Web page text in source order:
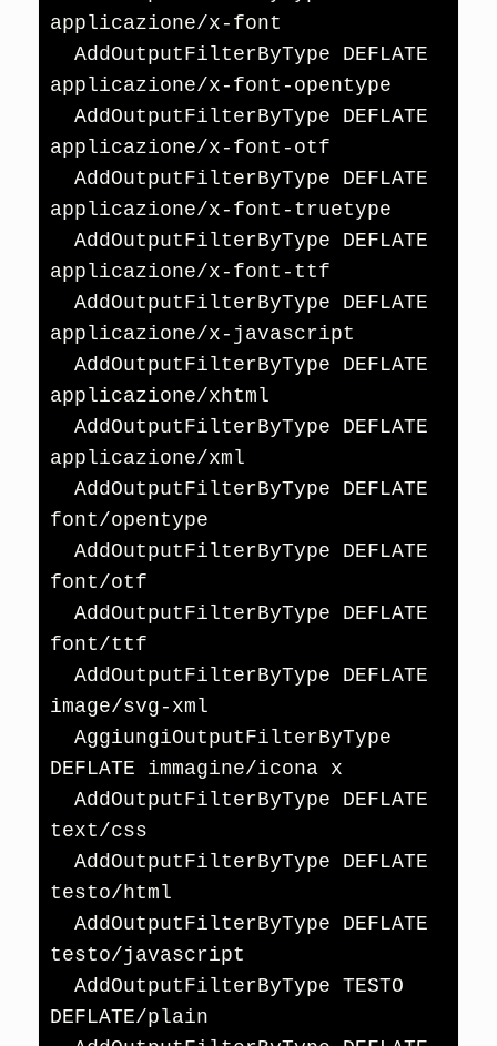
applicazione/x-font
applicazione/x-font-opentype
applicazione/x-font-otf
applicazione/x-font-truetype
applicazione/x-font-ttf
applicazione/x-javascript
applicazione/xhtml
applicazione/xml
font/opentype
font/otf
font/ttf
image/svg-xml
DEFLATE immagine/icona x
text/css
testo/html
testo/javascript
DEFLATE/plain